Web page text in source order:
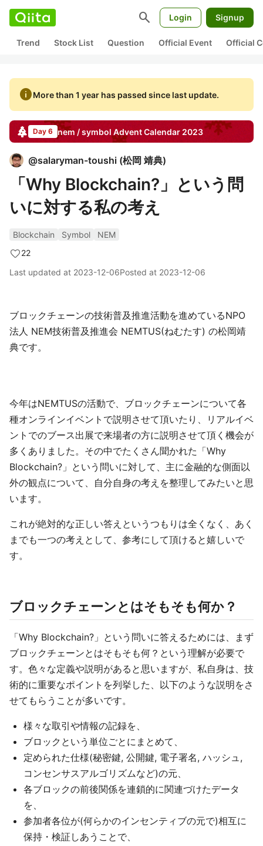
search Login Signup
Trend Stock List Question Official Event Official
infoMore than 1 year has passed since last update.
Day 6 nem / symbol Advent Calendar 2023
@salaryman-toushi (松岡 靖典)
「Why Blockchain?」という問
いに対する私の考え
Blockchain Symbol
NEM
22
Last updated at 2023-12-06Posted at 2023-12-06
ブロックチェーンの技術普及推進活動を進めているNPO
法人 NEM技術普及推進会 NEMTUS(ねむたす) の松岡靖
典です。
今年はNEMTUSの活動で、ブロックチェーンについて各
種オンラインイベントで説明させて頂いたり、リアルイベ
ントでのブース出展で来場者の方に説明させて頂く機会が
多くありました。その中でたくさん聞かれた「Why
Blockchain?」という問いに対して、主に金融的な側面以
外の観点について、自分自身の考えを整理してみたいと思
います。
これが絶対的な正しい答えというつもりは全くなく、あく
までも一つの考えとして、参考にして頂けると嬉しいで
す。
ブロックチェーンとはそもそも何か？
「Why Blockchain?」という問いに答えるためには、まず
ブロックチェーンとはそもそも何？という理解が必要で
す。色々な定義や説明があると思いますが、私自身は、技
術的に重要なポイントを列挙した、以下のような説明をさ
せてもらうことが多いです。
様々な取引や情報の記録を、
ブロックという単位ごとにまとめて、
定められた仕様(秘密鍵, 公開鍵, 電子署名, ハッシュ,
コンセンサスアルゴリズムなど)の元、
各ブロックの前後関係を連鎖的に関連づけたデータ
を、
参加者各位が(何らかのインセンティブの元で)相互に
保持・検証しあうことで、